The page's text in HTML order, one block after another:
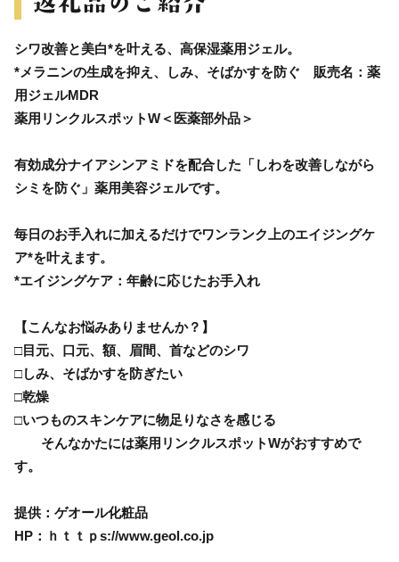
シワ改善と美白*を叶える、高保湿薬用ジェル。
*メラニンの生成を抑え、しみ、そばかすを防ぐ 販売名：薬
用ジェルMDR
薬用リンクルスポットW＜医薬部外品＞
有効成分ナイアシンアミドを配合した「しわを改善しながら
シミを防ぐ」薬用美容ジェルです。
毎日のお手入れに加えるだけでワンランク上のエイジングケ
ア*を叶えます。
*エイジングケア：年齢に応じたお手入れ
【こんなお悩みありませんか？】
□目元、口元、額、眉間、首などのシワ
□しみ、そばかすを防ぎたい
□乾燥
□いつものスキンケアに物足りなさを感じる
そんなかたには薬用リンクルスポットWがおすすめで
す。
提供：ゲオール化粧品
HP：ｈｔｔｐs://www.geol.co.jp